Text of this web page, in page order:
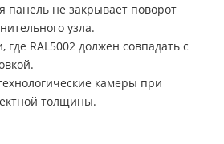
панель не закрывает поворот
узла.
RAL5002 должен совпадать с
камеры при
толщины.